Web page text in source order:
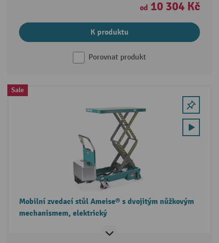
od 10 304 Kč
K produktu
Porovnat produkt
Sale
Mobilní zvedací stůl Ameise® s dvojitým nůžkovým
mechanismem, elektrický